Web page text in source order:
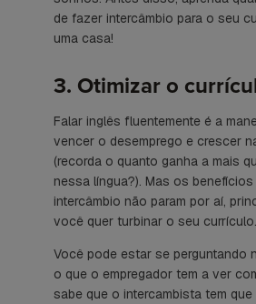
de fazer intercâmbio para o seu
uma casa!
3. Otimizar o
Falar inglês fluentemente é a
vencer o desemprego e crescer
(recorda o quanto ganha a mais
nessa língua?). Mas os
intercâmbio não param por aí,
você quer turbinar o seu currículo.
Você pode estar se perguntando
o que o empregador tem a ver
sabe que o intercambista tem